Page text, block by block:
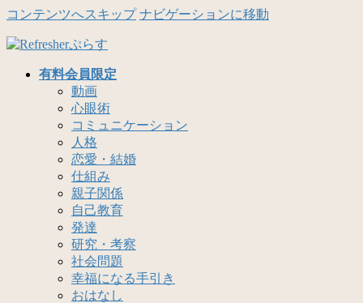
コンテンツへスキップ ナビゲーションに移動
有料会員限定
動画
心眼術
コミュニケーション
人格
恋愛・結婚
仕組み
親子関係
自己教育
発達
研究・考察
社会問題
幸福になる手引き
おはなし